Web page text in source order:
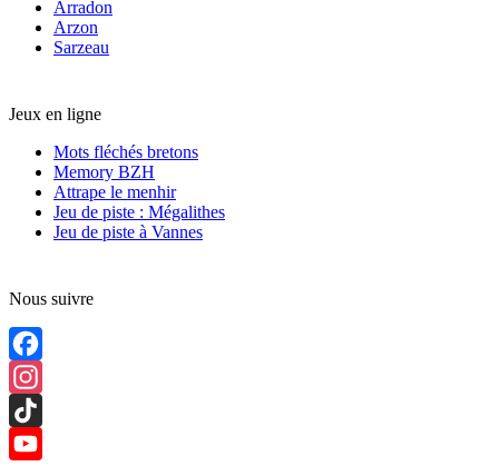
Arradon
Arzon
Sarzeau
Jeux en ligne
Mots fléchés bretons
Memory BZH
Attrape le menhir
Jeu de piste : Mégalithes
Jeu de piste à Vannes
Nous suivre
Facebook
Instagram
TikTok